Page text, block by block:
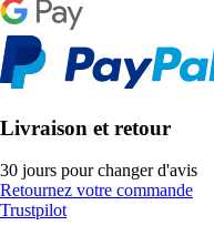
Livraison et retour
30 jours pour changer d'avis
Retournez votre commande
Trustpilot